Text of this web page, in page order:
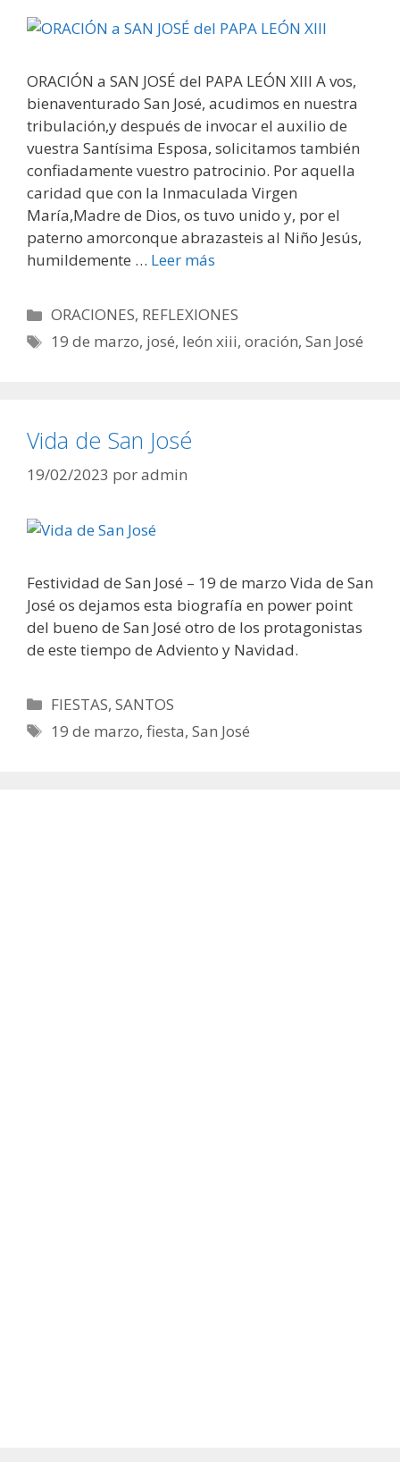
ORACIÓN a SAN JOSÉ del PAPA LEÓN XIII A vos,
bienaventurado San José, acudimos en nuestra
tribulación,y después de invocar el auxilio de
vuestra Santísima Esposa, solicitamos también
confiadamente vuestro patrocinio. Por aquella
caridad que con la Inmaculada Virgen
María,Madre de Dios, os tuvo unido y, por el
paterno amorconque abrazasteis al Niño Jesús,
humildemente … Leer más
Categorías
ORACIONES, REFLEXIONES
Etiquetas
19 de marzo, josé, león xiii,oración,San José
Vida de San José
19/02/2023 poradmin
Festividad de San José – 19 de marzo Vida de San
José os dejamos esta biografía en power point
del bueno de San José otro de los protagonistas
de este tiempo de Adviento y Navidad.
Categorías
FIESTAS,SANTOS
Etiquetas
19 de marzo,fiesta,San José